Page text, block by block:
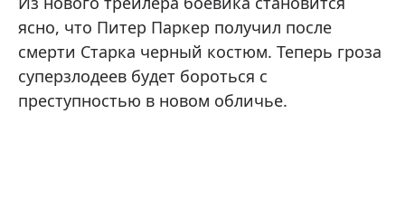
ясно, что Питер Паркер получил после
смерти Старка черный костюм. Теперь гроза
суперзлодеев будет бороться с
преступностью в новом обличье.